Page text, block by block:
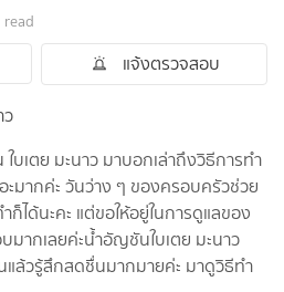
แจ้งตรวจสอบ
เตย มะนาว มาบอกเล่าถึงวิธีการทำ
มากค่ะ วันว่าง ๆ ของครอบครัวช่วย
ได้นะคะ แต่ขอให้อยู่ในการดูแลของ
มากเลยค่ะน้ำอัญชันใบเตย มะนาว
ล้วรู้สึกสดชื่นมากมายค่ะ มาดูวิธีทำ